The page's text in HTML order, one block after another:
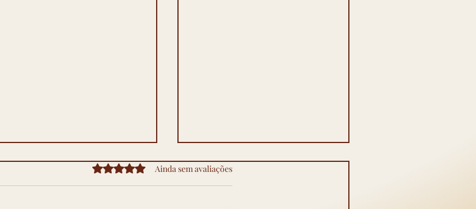
Precisa de ultrassom para
confirmar hérnia inguinal?
Posso viajar logo depois da
cirurgia? checklist
Avaliado com 0 de 5 estrelas.
Ainda sem avaliações